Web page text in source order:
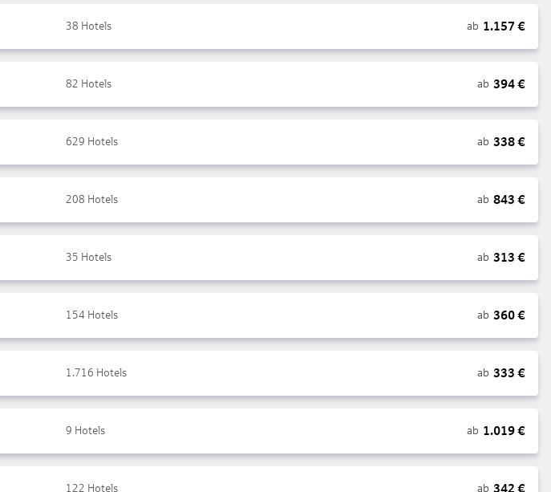
38 Hotels ab 1.157 €
82 Hotels ab 394€
629 Hotels ab 338€
208 Hotels ab 843 €
35 Hotels ab 313 €
154 Hotels ab 360€
1.716 Hotels ab 333 €
9 Hotels ab 1.019€
122 Hotels ab 342 €